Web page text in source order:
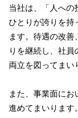
当社は、「人への
ひとりが誇りを持
ます。待遇の改善
りを継続し、社
両立を図ってまい
また、事業面にお
進めてまいります。